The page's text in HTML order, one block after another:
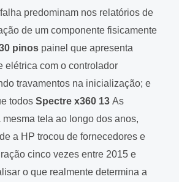
predominam nos relatórios de
de um componente fisicamente
pinos painel que apresenta
elétrica com o controlador
travamentos na inicialização; e
todos Spectre x360 13 As
tela ao longo dos anos,
a HP trocou de fornecedores e
cinco vezes entre 2015 e
o que realmente determina a